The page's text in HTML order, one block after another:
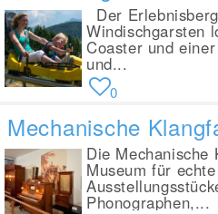
Der
Windischgarsten
Coaster und
und...
0
Mechanische
Die
Museum für
Phonographen,...